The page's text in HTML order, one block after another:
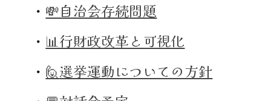
・ 💸自治会存続問題
・ 📊行財政改革と可視化
・ 🙋選挙運動についての方針